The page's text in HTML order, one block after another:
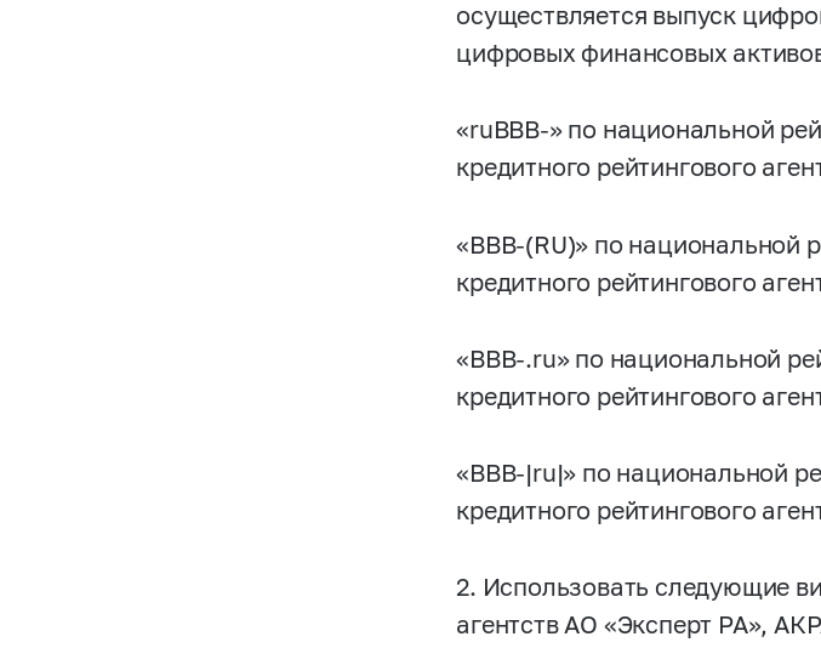
осуществляется выпуск
цифровых финансовых
«ruBBB-» по национальной
кредитного рейтингового
«BBB-(RU)» по национальной
кредитного рейтингового
«BBB-.ru» по национальной
кредитного рейтингового
«BBB-|ru|» по национальной
кредитного рейтингового
2. Использовать следующие
агентств АО «Эксперт РА»,